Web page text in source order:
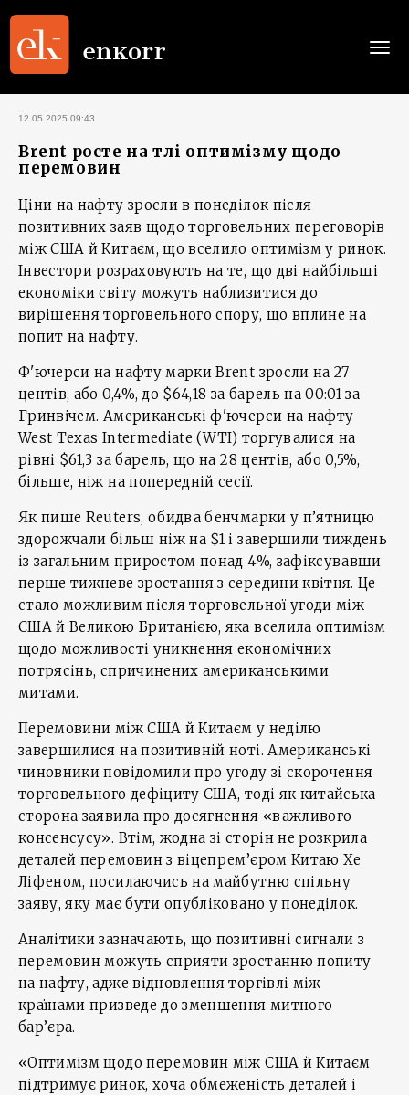
12.05.2025 09:43
Brent росте на тлі оптимізму щодо
перемовин
Ціни на нафту зросли в понеділок після
позитивних заяв щодо торговельних переговорів
між США й Китаєм, що вселило оптимізм у ринок.
Інвестори розраховують на те, що дві найбільші
економіки світу можуть наблизитися до
вирішення торговельного спору, що вплине на
попит на нафту.
Ф'ючерси на нафту марки Brent зросли на 27
центів, або 0,4%, до $64,18 за барель на 00:01 за
Гринвічем. Американські ф'ючерси на нафту
West Texas Intermediate (WTI) торгувалися на
рівні $61,3 за барель, що на 28 центів, або 0,5%,
більше, ніж на попередній сесії.
Як пише Reuters, обидва бенчмарки у п’ятницю
здорожчали більш ніж на $1 і завершили тиждень
із загальним приростом понад 4%, зафіксувавши
перше тижневе зростання з середини квітня. Це
стало можливим після торговельної угоди між
США й Великою Британією, яка вселила оптимізм
щодо можливості уникнення економічних
потрясінь, спричинених американськими
митами.
Перемовини між США й Китаєм у неділю
завершилися на позитивній ноті. Американські
чиновники повідомили про угоду зі скорочення
торговельного дефіциту США, тоді як китайська
сторона заявила про досягнення «важливого
консенсусу». Втім, жодна зі сторін не розкрила
деталей перемовин з віцепрем’єром Китаю Хе
Ліфеном, посилаючись на майбутню спільну
заяву, яку має бути опубліковано у понеділок.
Аналітики зазначають, що позитивні сигнали з
перемовин можуть сприяти зростанню попиту
на нафту, адже відновлення торгівлі між
країнами призведе до зменшення митного
бар’єра.
«Оптимізм щодо перемовин між США й Китаєм
підтримує ринок, хоча обмеженість деталей і